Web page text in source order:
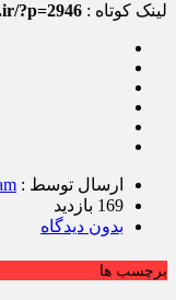
لینک کوتاه : ?p=2946
ارسال توسط :
169 بازدید
بدون دیدگاه
برچسب ها